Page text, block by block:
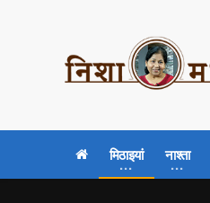
मिठाइयां नाश्ता